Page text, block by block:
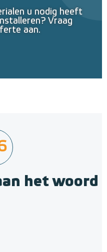
u nodig heeft
Vraag
aan.
het woord